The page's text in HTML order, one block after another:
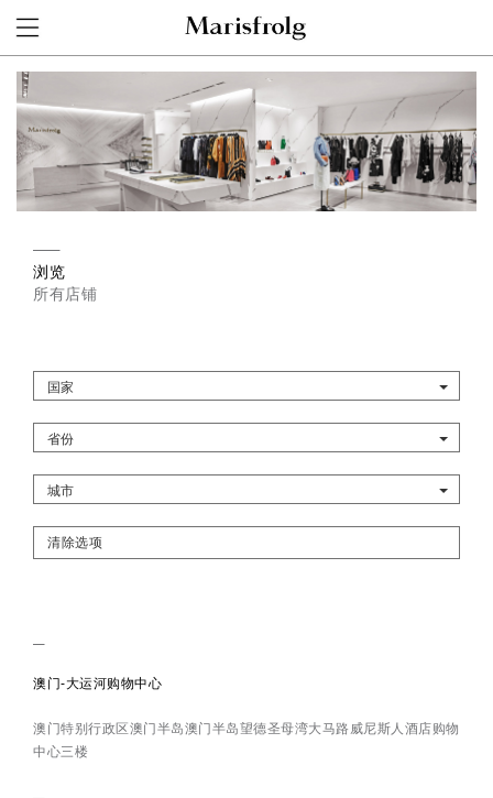
浏览
所有店铺
国家
省份
城市
清除选项
澳门-大运河购物中心
澳门特别行政区澳门半岛澳门半岛望德圣母湾大马路威尼斯人酒店购物
中心三楼